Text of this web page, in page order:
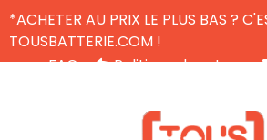
*ACHETER AU PRIX LE PLUS BAS ?
TOUSBATTERIE.COM !
FAQ
Politique de retour